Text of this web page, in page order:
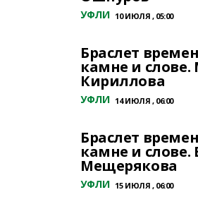
УФЛИ 10 ИЮЛЯ , 05:00
Браслет
камне и
Кириллова
УФЛИ 14 ИЮЛЯ , 06:00
Браслет
камне и слове.
Мещерякова
УФЛИ 15 ИЮЛЯ , 06:00